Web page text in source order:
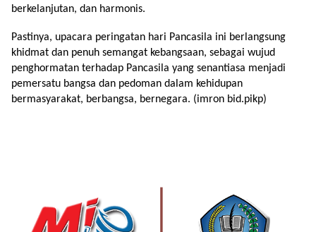
berkelanjutan, dan harmonis.
Pastinya, upacara peringatan hari Pancasila ini berlangsung
khidmat dan penuh semangat kebangsaan, sebagai wujud
penghormatan terhadap Pancasila yang senantiasa menjadi
pemersatu bangsa dan pedoman dalam kehidupan
bermasyarakat, berbangsa, bernegara. (imron bid.pikp)